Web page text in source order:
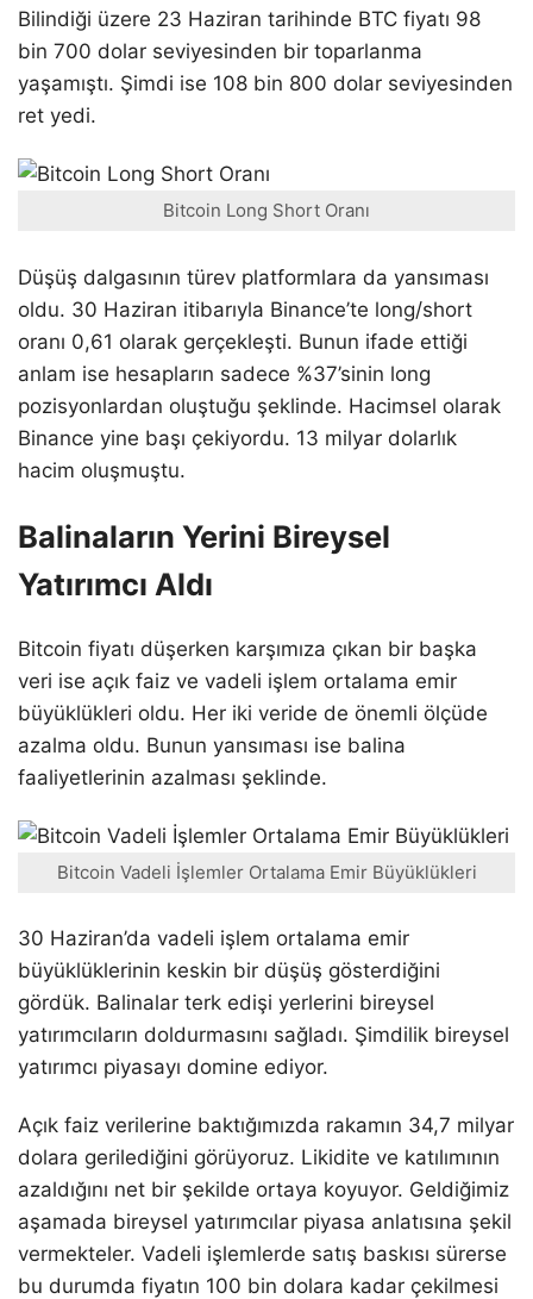
Bilindiği üzere 23 Haziran tarihinde BTC fiyatı 98
bin 700 dolar seviyesinden bir toparlanma
yaşamıştı. Şimdi ise 108 bin 800 dolar seviyesinden
ret yedi.
Bitcoin Long Short Oranı
Düşüş dalgasının türev platformlara da yansıması
oldu. 30 Haziran itibarıyla Binance’te long/short
oranı 0,61 olarak gerçekleşti. Bunun ifade ettiği
anlam ise hesapların sadece %37’sinin long
pozisyonlardan oluştuğu şeklinde. Hacimsel olarak
Binance yine başı çekiyordu. 13 milyar dolarlık
hacim oluşmuştu.
Balinaların Yerini Bireysel
Yatırımcı Aldı
Bitcoin fiyatı düşerken karşımıza çıkan bir başka
veri ise açık faiz ve vadeli işlem ortalama emir
büyüklükleri oldu. Her iki veride de önemli ölçüde
azalma oldu. Bunun yansıması ise balina
faaliyetlerinin azalması şeklinde.
Bitcoin Vadeli İşlemler Ortalama Emir Büyüklükleri
30 Haziran’da vadeli işlem ortalama emir
büyüklüklerinin keskin bir düşüş gösterdiğini
gördük. Balinalar terk edişi yerlerini bireysel
yatırımcıların doldurmasını sağladı. Şimdilik bireysel
yatırımcı piyasayı domine ediyor.
Açık faiz verilerine baktığımızda rakamın 34,7 milyar
dolara gerilediğini görüyoruz. Likidite ve katılımının
azaldığını net bir şekilde ortaya koyuyor. Geldiğimiz
aşamada bireysel yatırımcılar piyasa anlatısına şekil
vermekteler. Vadeli işlemlerde satış baskısı sürerse
bu durumda fiyatın 100 bin dolara kadar çekilmesi